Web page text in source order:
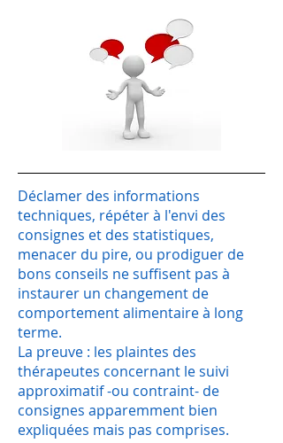
Déclamer des informations
techniques, répéter à l'envi des
consignes et des statistiques,
menacer du pire, ou prodiguer de
bons conseils ne suffisent pas à
instaurer un changement de
comportement alimentaire à long
terme.
La preuve : les plaintes des
thérapeutes concernant le suivi
approximatif -ou contraint- de
consignes apparemment bien
expliquées mais pas comprises.